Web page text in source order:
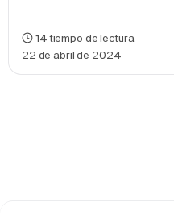
22 de abril de 2024
14 tiempo de lectura